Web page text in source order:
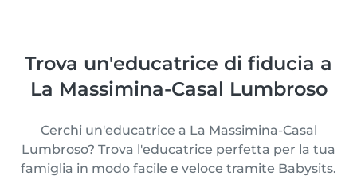
Trova un'educatrice di fiducia a
La Massimina-Casal Lumbroso
Cerchi un'educatrice a La Massimina-Casal
Lumbroso? Trova l'educatrice perfetta per la tua
famiglia in modo facile e veloce tramite Babysits.